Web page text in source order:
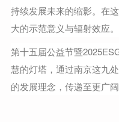
持续发展未来的缩影。在
大的示范意义与辐射效应。
第十五届公益节暨
慧的灯塔，通过南京这九
的发展理念，传递至更广阔